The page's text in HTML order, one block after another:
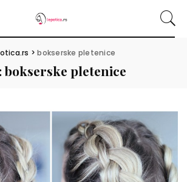
>bokserske pletenice
bokserske pletenice